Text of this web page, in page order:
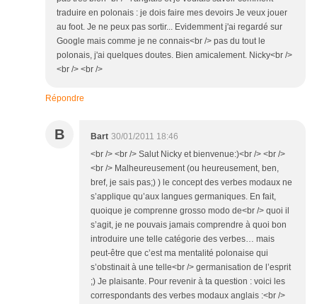
traduire en polonais : je dois faire mes devoirs Je veux jouer
au foot. Je ne peux pas sortir... Evidemment j'ai regardé sur
Google mais comme je ne connais<br /> pas du tout le
polonais, j'ai quelques doutes. Bien amicalement. Nicky<br />
<br /> <br />
Répondre
B Bart 30/01/2011 18:46
<br /> <br /> Salut Nicky et bienvenue:)<br /> <br />
<br /> Malheureusement (ou heureusement, ben,
bref, je sais pas;) ) le concept des verbes modaux ne
s’applique qu’aux langues germaniques. En fait,
quoique je comprenne grosso modo de<br /> quoi il
s’agit, je ne pouvais jamais comprendre à quoi bon
introduire une telle catégorie des verbes… mais
peut-être que c’est ma mentalité polonaise qui
s’obstinait à une telle<br /> germanisation de l’esprit
;) Je plaisante. Pour revenir à ta question : voici les
correspondants des verbes modaux anglais :<br />